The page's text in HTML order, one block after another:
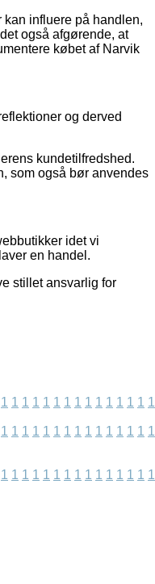
influere på handlen,
også afgørende, at
købet af Narvik
og derved
kundetilfredshed.
som også bør anvendes
idet vi
en handel.
stillet ansvarlig for
1 1 1 1 1 1 1 1 1 1 1 1 1 1 1
1 1 1 1 1 1 1 1 1 1 1 1 1 1 1
1 1 1 1 1 1 1 1 1 1 1 1 1 1 1